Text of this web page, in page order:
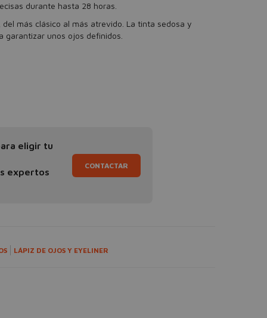
durante hasta 28 horas.
más clásico al más atrevido. La tinta sedosa y
garantizar unos ojos definidos.
eligir tu
expertos
CONTACTAR
LÁPIZ DE OJOS Y EYELINER